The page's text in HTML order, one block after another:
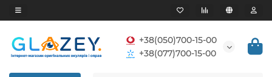
+38(050)700-15-00
+38(077)700-15-00